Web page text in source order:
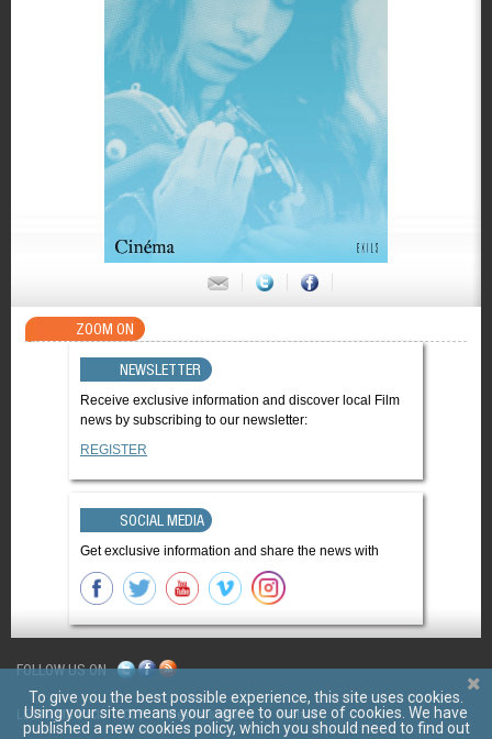
ZOOM ON
NEWSLETTER
Receive exclusive information and discover local Film
news by subscribing to our newsletter:
REGISTER
SOCIAL MEDIA
Get exclusive information and share the news with
FOLLOW US ON
LES FILMS D'ICI CGV Mentions légales Contact
To give you the best possible experience, this site uses cookies.
Using your site means your agree to our use of cookies. We have
published a new cookies policy, which you should need to find out